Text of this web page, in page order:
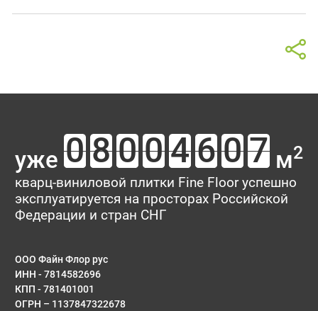
уже м2
кварц-виниловой плитки Fine Floor успешно
эксплуатируется на просторах Российской
Федерации и стран СНГ
ООО Файн Флор рус
ИНН - 7814582696
КПП - 781401001
ОГРН – 1137847322678